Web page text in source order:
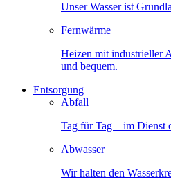
Unser Wasser ist
Fernwärme
Heizen mit industrieller
und bequem.
Entsorgung
Abfall
Tag für Tag – im Dienst
Abwasser
Wir halten den